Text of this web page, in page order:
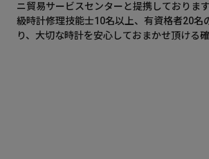
ニ貿易サービスセンターと提携しておりま
級時計修理技能士10名以上、有資格者20名
り、大切な時計を安心しておまかせ頂ける